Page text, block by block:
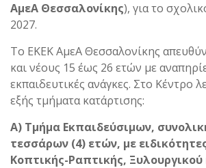
ΑμεΑ Θεσσαλονίκης), για το
2027.
Το ΕΚΕΚ ΑμεΑ Θεσσαλονίκης
και νέους 15 έως 26 ετών με
εκπαιδευτικές ανάγκες. Στο Κέντρο
εξής τμήματα κατάρτισης:
Α) Τμήμα Εκπαιδεύσιμων,
τεσσάρων (4) ετών, με
Κοπτικής-Ραπτικής, Ξυλουργικού